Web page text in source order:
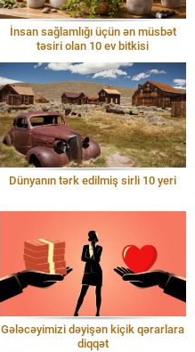
İnsan sağlamlığı üçün ən müsbət
təsiri olan 10 ev bitkisi
Dünyanın tərk edilmiş sirli 10 yeri
Gələcəyimizi dəyişən kiçik qərarlara
diqqət